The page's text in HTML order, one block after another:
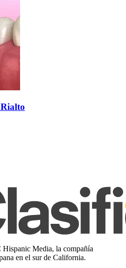
Media, la compañía
en el sur de California.